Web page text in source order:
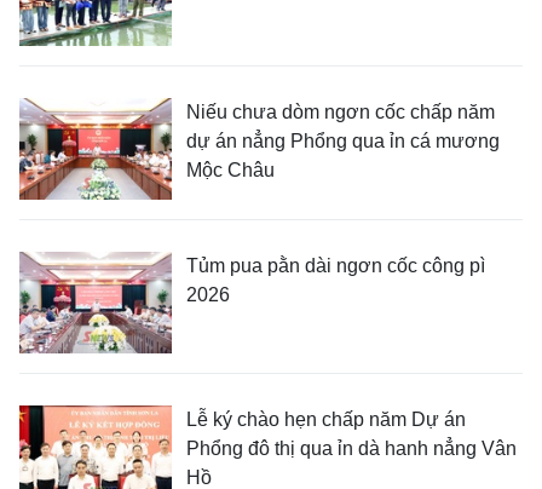
Niếu chưa dòm ngơn cốc chấp năm
dự án nẳng Phổng qua ỉn cá mương
Mộc Châu
Tủm pua pằn dài ngơn cốc công pì
2026
Lễ ký chào hẹn chấp năm Dự án
Phổng đô thị qua ỉn dà hanh nẳng Vân
Hồ